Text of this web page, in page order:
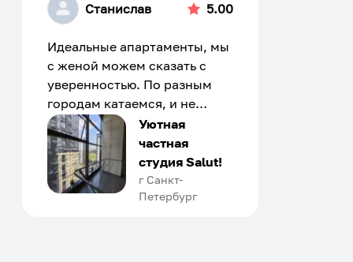
Станислав 5.00
Идеальные апартаменты, мы
с женой можем сказать с
уверенностью. По разным
городам катаемся, и не
только в России. Сервис на
отличном уровне. Хозяин
апартаментов доброй души
человек, всегда можно
договориться, подскажет
Уютная
частная
студия Salut!
г Санкт-
Петербург